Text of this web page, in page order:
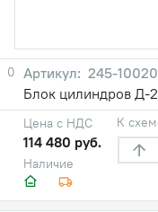
0
245-
Блок цилиндров
Наличие
Цена с НДС
114 480 руб.
К